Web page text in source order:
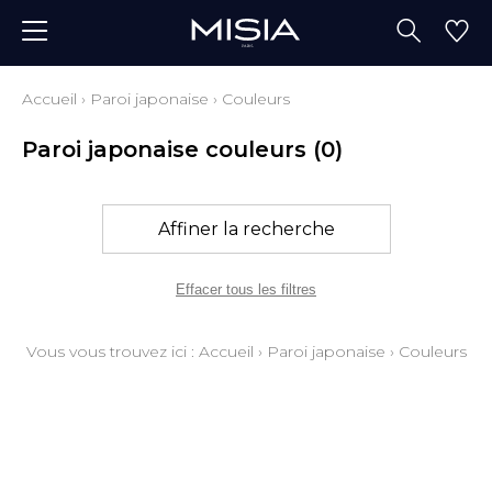
Accueil › Paroi japonaise › Couleurs
Paroi japonaise couleurs (0)
Affiner la recherche
Effacer tous les filtres
Vous vous trouvez ici : Accueil › Paroi japonaise › Couleurs